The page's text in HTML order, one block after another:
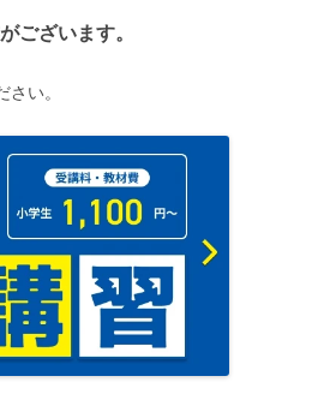
ございます。
さい。